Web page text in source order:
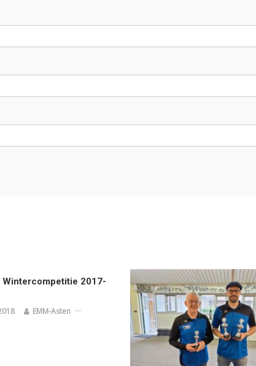
Wintercompetitie 2017-
EMM-Asten